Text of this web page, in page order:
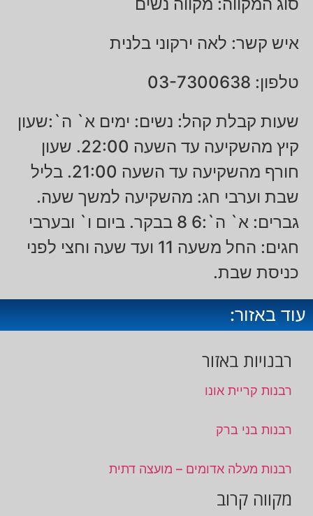
איש קשר: לאה ירקוני בלנית
טלפון: 03-7300638
שעות קבלת קהל: נשים: ימים א` ה`:שעון
קיץ מהשקיעה עד השעה 22:00. שעון
חורף מהשקיעה עד השעה 21:00. בליל
שבת וערבי חג: מהשקיעה למשך שעה.
גברים: א` ה`:6 8 בבקר. ביום ו` ובערבי
חגים: החל משעה 11 ועד שעה וחצי לפני
כניסת שבת.
עוד באזור:
רבנויות באזור
רבנות קריית אונו
רבנות בני ברק
רבנות מעלה אדומים – מועצה דתית
מקווה קרוב